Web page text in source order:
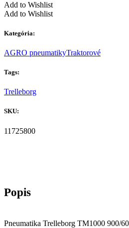
Add to Wishlist
Add to Wishlist
Kategória:
AGRO pneumatikyTraktorové
Tags:
Trelleborg
SKU:
11725800
Pneumatika Trelleborg TM1000 900/